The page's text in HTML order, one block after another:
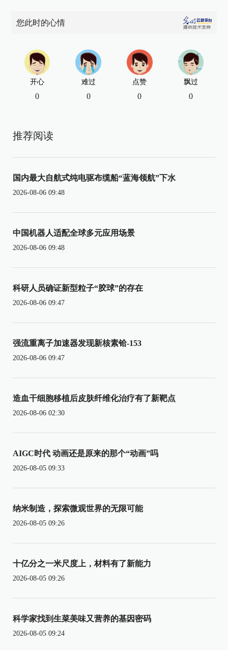
您此时的心情
开心
0
难过
0
点赞
0
飘过
0
推荐阅读
国内最大自航式纯电驱布缆船“蓝海领航”下水
2026-08-06 09:48
中国机器人适配全球多元应用场景
2026-08-06 09:48
科研人员确证新型粒子“胶球”的存在
2026-08-06 09:47
强流重离子加速器发现新核素铪-153
2026-08-06 09:47
造血干细胞移植后皮肤纤维化治疗有了新靶点
2026-08-06 02:30
AIGC时代 动画还是原来的那个“动画”吗
2026-08-05 09:33
纳米制造，探索微观世界的无限可能
2026-08-05 09:26
十亿分之一米尺度上，材料有了新能力
2026-08-05 09:26
科学家找到生菜美味又营养的基因密码
2026-08-05 09:24